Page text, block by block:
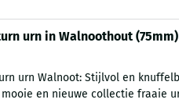
urn in Walnoothout (75mm)
urn Walnoot: Stijlvol en
mooie en nieuwe collectie fraaie